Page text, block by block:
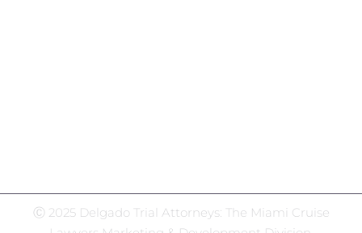
Ⓒ 2025 Delgado Trial Attorneys: The Miami Cruise